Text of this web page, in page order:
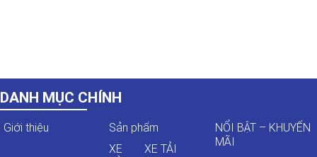
DANH MỤC CHÍNH
Giới thiệu
Sản phẩm
XE
XE TẢI
NỔI BẬT – KHUYẾN
MÃI